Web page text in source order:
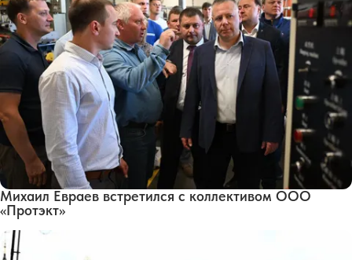
Михаил Евраев встретился с коллективом ООО
«Протэкт»